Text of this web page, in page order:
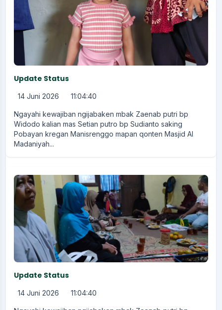
Update Status
14 Juni 2026 11:04:40
Ngayahi kewajiban ngijabaken mbak Zaenab putri bp
Widodo kalian mas Setian putro bp Sudianto saking
Pobayan kregan Manisrenggo mapan qonten Masjid Al
Madaniyah...
Update Status
14 Juni 2026 11:04:40